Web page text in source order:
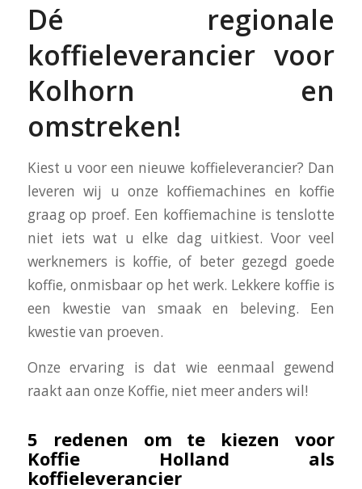
Dé regionale
koffieleverancier voor
Kolhorn en
omstreken!
Kiest u voor een nieuwe koffieleverancier? Dan
leveren wij u onze koffiemachines en koffie
graag op proef. Een koffiemachine is tenslotte
niet iets wat u elke dag uitkiest. Voor veel
werknemers is koffie, of beter gezegd goede
koffie, onmisbaar op het werk. Lekkere koffie is
een kwestie van smaak en beleving. Een
kwestie van proeven.
Onze ervaring is dat wie eenmaal gewend
raakt aan onze Koffie, niet meer anders wil!
5 redenen om te kiezen voor
Koffie Holland als
koffieleverancier